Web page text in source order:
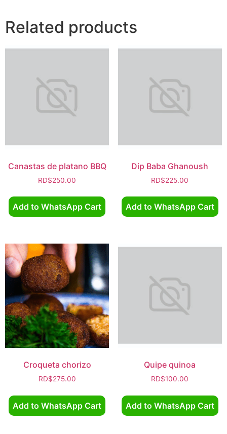
Related products
Canastas de platano BBQ
RD$250.00
Add to WhatsApp Cart
Dip Baba Ghanoush
RD$225.00
Add to WhatsApp Cart
Croqueta chorizo
RD$275.00
Add to WhatsApp Cart
Quipe quinoa
RD$100.00
Add to WhatsApp Cart